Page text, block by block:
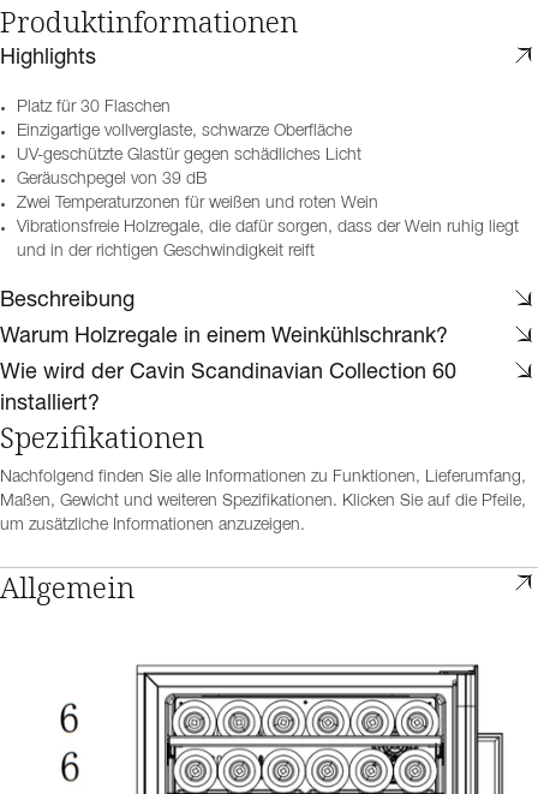
Produktinformationen
Highlights
Platz für 30 Flaschen
Einzigartige vollverglaste, schwarze Oberfläche
UV-geschützte Glastür gegen schädliches Licht
Geräuschpegel von 39 dB
Zwei Temperaturzonen für weißen und roten Wein
Vibrationsfreie Holzregale, die dafür sorgen, dass der Wein ruhig liegt
und in der richtigen Geschwindigkeit reift
Beschreibung
Warum Holzregale in einem Weinkühlschrank?
Wie wird der Cavin Scandinavian Collection 60
installiert?
Spezifikationen
Nachfolgend finden Sie alle Informationen zu Funktionen, Lieferumfang,
Maßen, Gewicht und weiteren Spezifikationen. Klicken Sie auf die Pfeile,
um zusätzliche Informationen anzuzeigen.
Allgemein